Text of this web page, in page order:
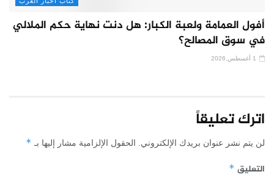
أفول العمامة ولعبة الكبار: هل دنت نهاية حكم الملالي
في سوق المصالح؟
اترك تعليقاً
لن يتم نشر عنوان بريدك الإلكتروني. الحقول الإلزامية مشار إليها بـ *
التعليق *